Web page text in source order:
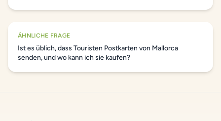
ÄHNLICHE FRAGE
Ist es üblich, dass Touristen Postkarten von Mallorca
senden, und wo kann ich sie kaufen?